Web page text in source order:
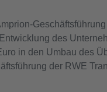
des
in den Umbau des
der RWE